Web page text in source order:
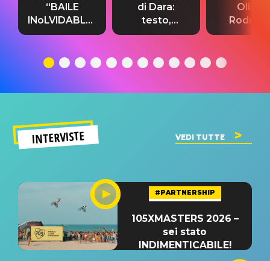
“BAILE
INoLVIDABLE”:
testo,
significato
di Dara:
testo,
traduzione e
del singolo
Olivia
testo,
INTERVISTE VEDI TUTTE
#PARTNERSHIP
105XMASTERS 2026 –
sei stato
INDIMENTICABILE!